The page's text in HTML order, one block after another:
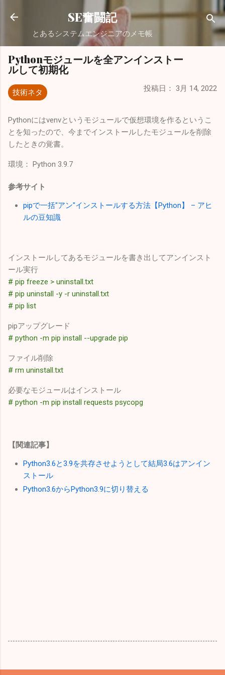
スキップしてメイン コンテンツに移動
SE奮闘記
とあるシステムエンジニアのメモ帳
Pythonモジュールを全アンインストー
ルして初期化
技術ネタ 投稿日： 3月 14, 2022
Pythonにはvenvというモジュールで仮想環境を作るというこ
とを知ったので、今までインストールしたモジュールを削除
したときの覚書。
環境： Python 3.9.7
参考サイト
pipで一括"アン"インストールする方法【Python】 – アヒ
ルの豆知識
インストールしてあるモジュールを書き出してアンインスト
ール実行
# pip freeze > uninstall.txt
# pip uninstall -y -r uninstall.txt
# pip list
pipアップグレード
# python -m pip install --upgrade pip
ファイル削除
# rm uninstall.txt
必要なモジュールはインストール
# python -m pip install requests psycopg
【関連記事】
Python3.6と3.9を共存させようとして結局3.6はアンイン
ストール
Python3.6からPython3.9に切り替える